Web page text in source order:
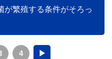
約効果の目安と快適に過ごすためのポイ
解説します。
が繁殖する条件がそろっ
4 ▶